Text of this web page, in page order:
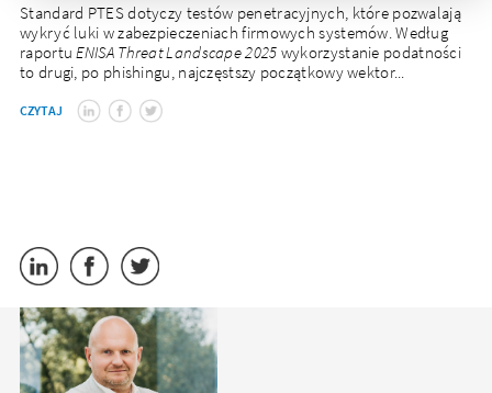
Standard PTES dotyczy testów penetracyjnych, które pozwalają
wykryć luki w zabezpieczeniach firmowych systemów. Według
raportuENISA Threat Landscape 2025 wykorzystanie podatności
to drugi, po phishingu, najczęstszy początkowy wektor...
CZYTAJ